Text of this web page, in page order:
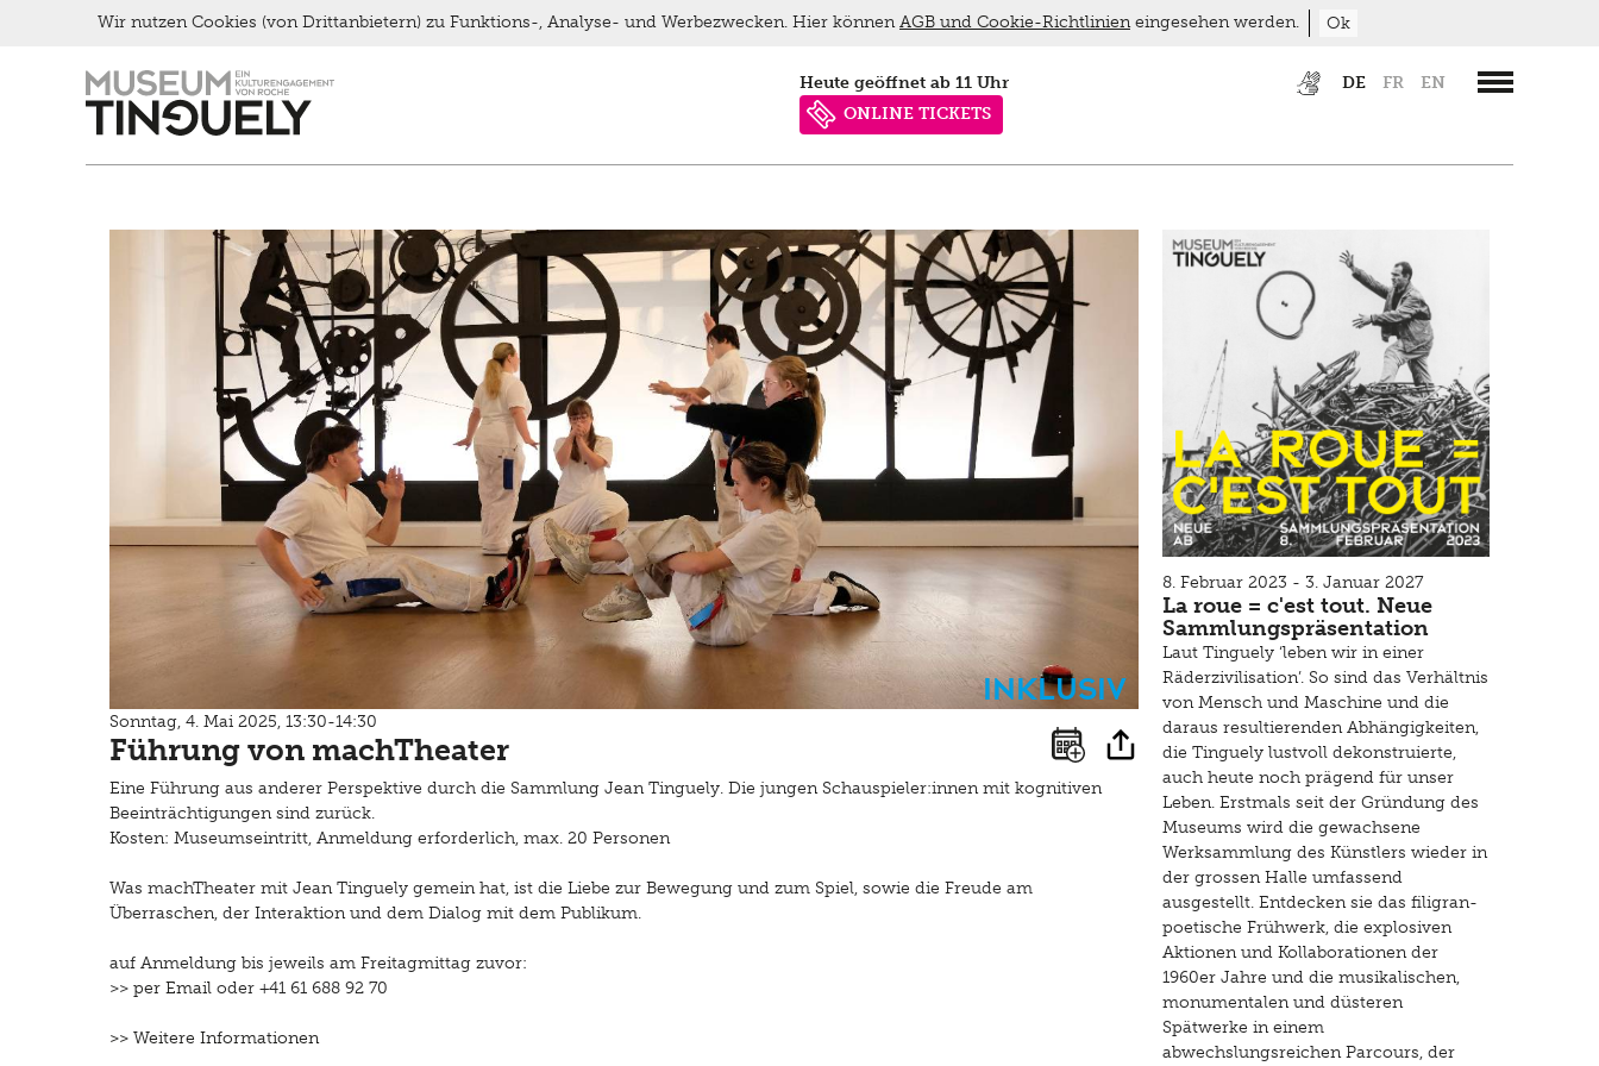
Hauptnavigation
DE FR EN
heute geöffnet ab 11 Uhr
ONLINE TICKETS
Inklusiv
Sonntag, 4. Mai 2025, 13:30-14:30
Führung von machTheater
Eine Führung aus anderer Perspektive durch die Sammlung Jean Tinguely. Die jungen Schauspieler:innen mit kognitiven
Beeinträchtigungen sind zurück.
Kosten: Museumseintritt, Anmeldung erforderlich, max. 20 Personen
Was machTheater mit Jean Tinguely gemein hat, ist die Liebe zur Bewegung und zum Spiel, sowie die Freude am
Überraschen, der Interaktion und dem Dialog mit dem Publikum.
auf Anmeldung bis jeweils am Freitagmittag zuvor:
>> per Email oder +41 61 688 92 70
>> Weitere Informationen
8. Februar 2023 - 3. Januar 2027
La roue = c'est tout. Neue
Sammlungspräsentation
Laut Tinguely ‘leben wir in einer
Räderzivilisation’. So sind das Verhältnis
von Mensch und Maschine und die
daraus resultierenden Abhängigkeiten,
die Tinguely lustvoll dekonstruierte,
auch heute noch prägend für unser
Leben. Erstmals seit der Gründung des
Museums wird die gewachsene
Werksammlung des Künstlers wieder in
der grossen Halle umfassend
ausgestellt. Entdecken sie das filigran-
poetische Frühwerk, die explosiven
Aktionen und Kollaborationen der
1960er Jahre und die musikalischen,
monumentalen und düsteren
Spätwerke in einem
abwechslungsreichen Parcours, der
Wir nutzen Cookies (von Drittanbietern) zu Funktions-, Analyse- und Werbezwecken. Hier könnenAGB und Cookie-Richtlinieneingesehen werden. Ok